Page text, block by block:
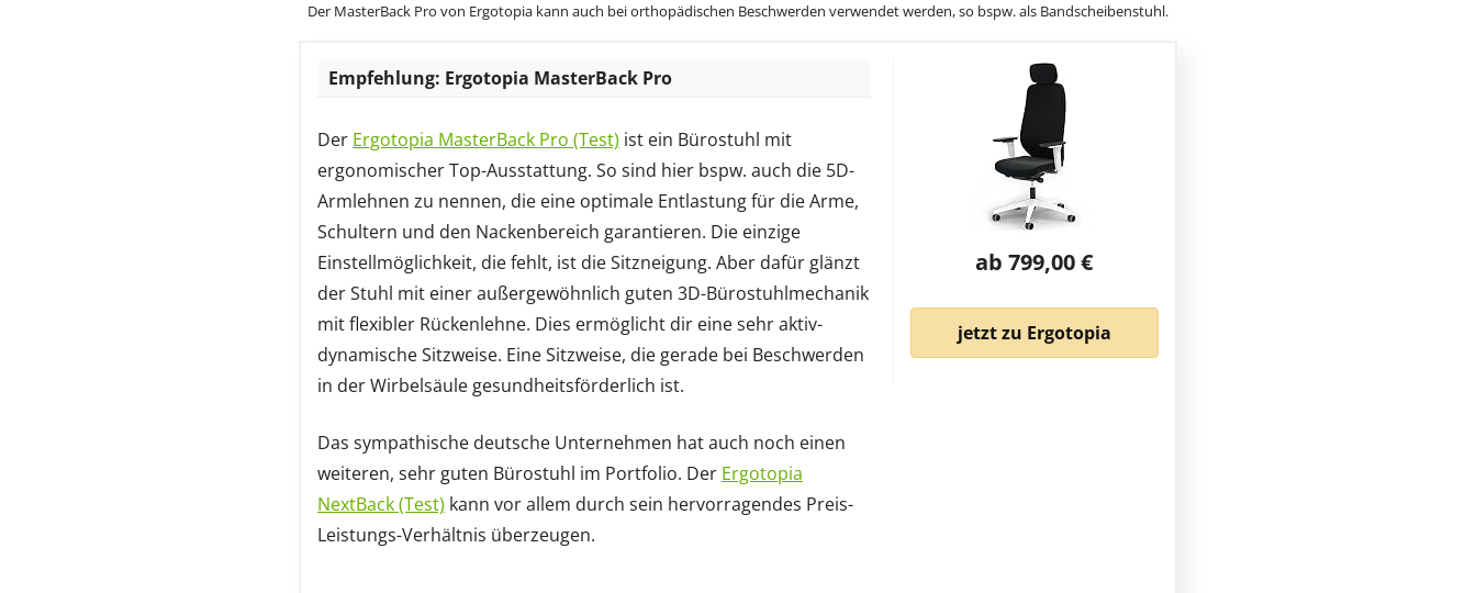
Der MasterBack Pro von Ergotopia kann auch bei orthopädischen Beschwerden verwendet werden, so bspw. als Bandscheibenstuhl.
Empfehlung: Ergotopia MasterBack Pro
Der Ergotopia MasterBack Pro (Test) ist ein Bürostuhl mit
ergonomischer Top-Ausstattung. So sind hier bspw. auch die 5D-
Armlehnen zu nennen, die eine optimale Entlastung für die Arme,
Schultern und den Nackenbereich garantieren. Die einzige
Einstellmöglichkeit, die fehlt, ist die Sitzneigung. Aber dafür glänzt
der Stuhl mit einer außergewöhnlich guten 3D-Bürostuhlmechanik
mit flexibler Rückenlehne. Dies ermöglicht dir eine sehr aktiv-
dynamische Sitzweise. Eine Sitzweise, die gerade bei Beschwerden
in der Wirbelsäule gesundheitsförderlich ist.
Das sympathische deutsche Unternehmen hat auch noch einen
weiteren, sehr guten Bürostuhl im Portfolio. Der Ergotopia
NextBack (Test) kann vor allem durch sein hervorragendes Preis-
Leistungs-Verhältnis überzeugen.
ab 799,00 €
jetzt zu Ergotopia